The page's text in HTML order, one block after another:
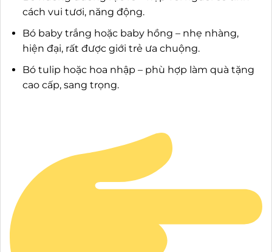
cách vui tươi, năng động.
Bó baby trắng hoặc baby hồng – nhẹ nhàng,
hiện đại, rất được giới trẻ ưa chuộng.
Bó tulip hoặc hoa nhập – phù hợp làm quà tặng
cao cấp, sang trọng.